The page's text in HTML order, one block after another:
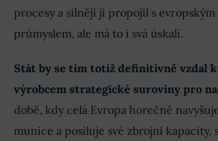
procesy a silněji ji propojil s
průmyslem, ale má to i svá úskalí.
Stát by se tím totiž definitivně vzdal
výrobcem strategické suroviny pro
době, kdy celá Evropa horečně
munice a posiluje své zbrojní kapacity,